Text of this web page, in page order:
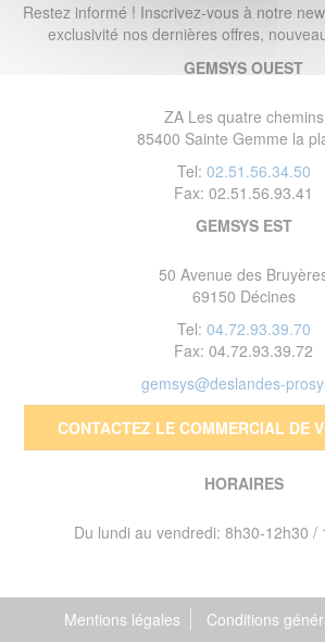
Restez informé ! Inscrivez-vous à notre
exclusivité nos dernières offres,
GEMSYS OUEST
ZA Les quatre chemins
85400 Sainte Gemme la
Tel: 02.51.56.34.50
Fax: 02.51.56.93.41
GEMSYS EST
50 Avenue des
69150 Décines
Tel: 04.72.93.39.70
Fax: 04.72.93.39.72
gemsys@deslandes-
CONTACTEZ LE COMMERCIAL DE
HORAIRES
Du lundi au vendredi: 8h30-12h30 /
Mentions légales Conditions